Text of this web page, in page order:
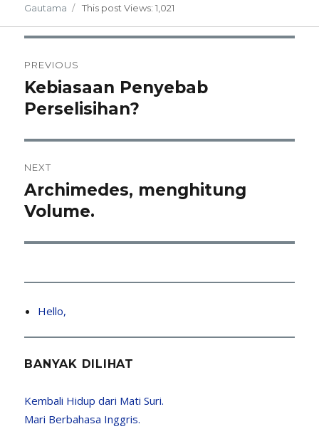
on
Gautama
This postViews: 1,021
navigation
PREVIOUS
Previous
post:
Kebiasaan Penyebab
Perselisihan?
NEXT
Next
post:
Archimedes, menghitung
Volume.
Hello,
BANYAK DILIHAT
Kembali Hidup dari Mati Suri.
Mari Berbahasa Inggris.